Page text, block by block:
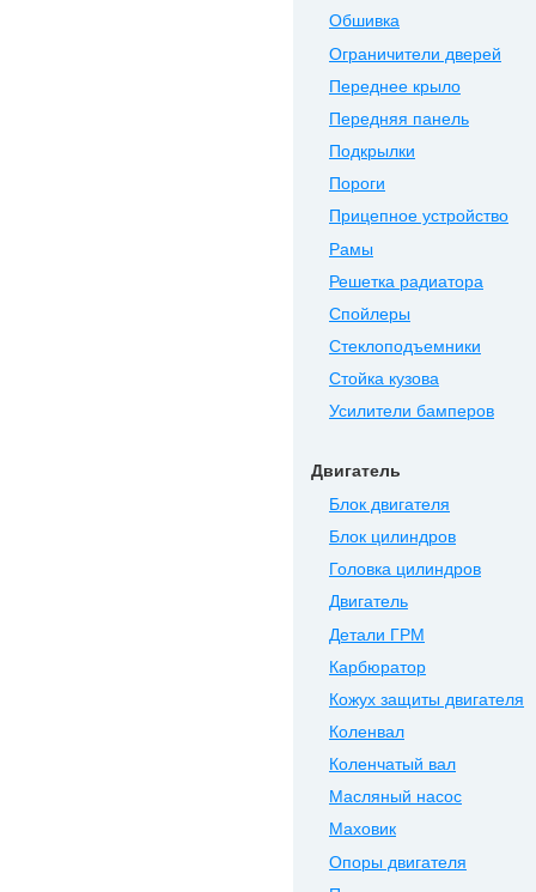
Обшивка
Ограничители дверей
Переднее крыло
Передняя панель
Подкрылки
Пороги
Прицепное устройство
Рамы
Решетка радиатора
Спойлеры
Стеклоподъемники
Стойка кузова
Усилители бамперов
Двигатель
Блок двигателя
Блок цилиндров
Головка цилиндров
Двигатель
Детали ГРМ
Карбюратор
Кожух защиты двигателя
Коленвал
Коленчатый вал
Масляный насос
Маховик
Опоры двигателя